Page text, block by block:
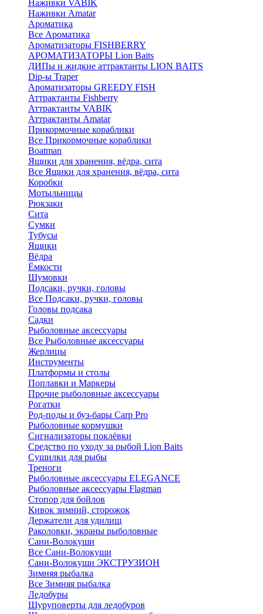
Наживки VABIK
Наживки Amatar
Ароматика
Все Ароматика
Ароматизаторы FISHBERRY
АРОМАТИЗАТОРЫ Lion Baits
ДИПы и жидкие аттрактанты LION BAITS
Dip-ы Traper
Ароматизаторы GREEDY FISH
Аттрактанты Fishberry
Аттрактанты VABIK
Аттрактанты Amatar
Прикормочные кораблики
Все Прикормочные кораблики
Boatman
Ящики для хранения, вёдра, сита
Все Ящики для хранения, вёдра, сита
Коробки
Мотыльницы
Рюкзаки
Сита
Сумки
Тубусы
Ящики
Вёдра
Ёмкости
Шумовки
Подсаки, ручки, головы
Все Подсаки, ручки, головы
Головы подсака
Садки
Рыболовные аксессуары
Все Рыболовные аксессуары
Жерлицы
Инструменты
Платформы и столы
Поплавки и Маркеры
Прочие рыболовные аксессуары
Рогатки
Род-поды и буз-бары Carp Pro
Рыболовные кормушки
Сигнализаторы поклёвки
Средство по уходу за рыбой Lion Baits
Сушилки для рыбы
Треноги
Рыболовные аксессуары ELEGANCE
Рыболовные аксессуары Flagman
Стопор для бойлов
Кивок зимний, сторожок
Держатели для удилищ
Раколовки, экраны рыболовные
Сани-Волокуши
Все Сани-Волокуши
Сани-Волокуши ЭКСТРУЗИОН
Зимняя рыбалка
Все Зимняя рыбалка
Ледобуры
Шуруповерты для ледобуров